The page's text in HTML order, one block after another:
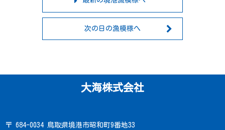
次の日の漁模様へ
大海株式会社
〒 684-0034 鳥取県境港市昭和町9番地33